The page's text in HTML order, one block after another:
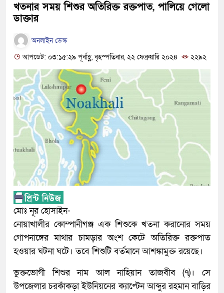
খতনার সময় শিশুর অতিরিক্ত রক্তপাত, পালিয়ে গেলো
ডাক্তার
অনলাইন ডেস্ক
আপডেট: ০৩:১৫:২৯ পূর্বাহ্ণ, বৃহস্পতিবার, ২২ ফেব্রুয়ারি ২০২৪
২২৯২
মোঃ নূর হোসাইন-
নোয়াখালীর কোম্পানীগঞ্জ এক শিশুকে খতনা করানোর সময়
গোপনাঙ্গের মাথার চামড়ার অংশ কেটে অতিরিক্ত রক্তপাত
হওয়ার ঘটনা ঘটে। তবে শিশুটি বর্তমানে আশঙ্কামুক্ত রয়েছে।
ভুক্তভোগী শিশুর নাম আল নাহিয়ান তাজবীব (৭)। সে
উপজেলার চরকাঁকড়া ইউনিয়নের ক্যাপ্টেন আব্দুর রহমান বাড়ির